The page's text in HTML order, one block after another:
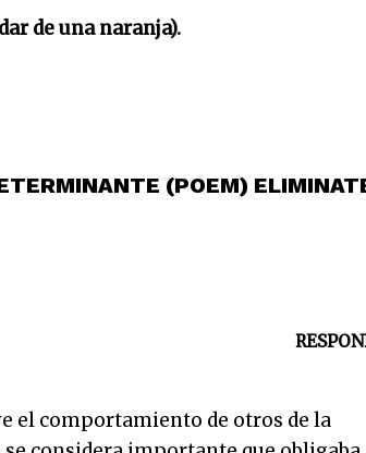
de una naranja).
(POEM)
el comportamiento de otros de la